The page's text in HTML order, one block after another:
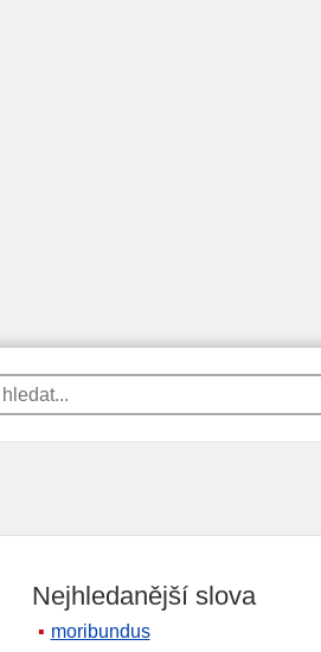
Nejhledanější slova
moribundus